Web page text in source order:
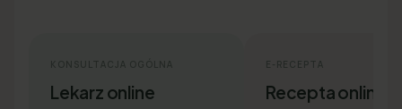
Lekarz online
E-RECEPTA
Recepta online